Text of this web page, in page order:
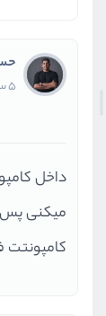
1.5 &&
5 سال پیش
میکنی پس
کامپونتت